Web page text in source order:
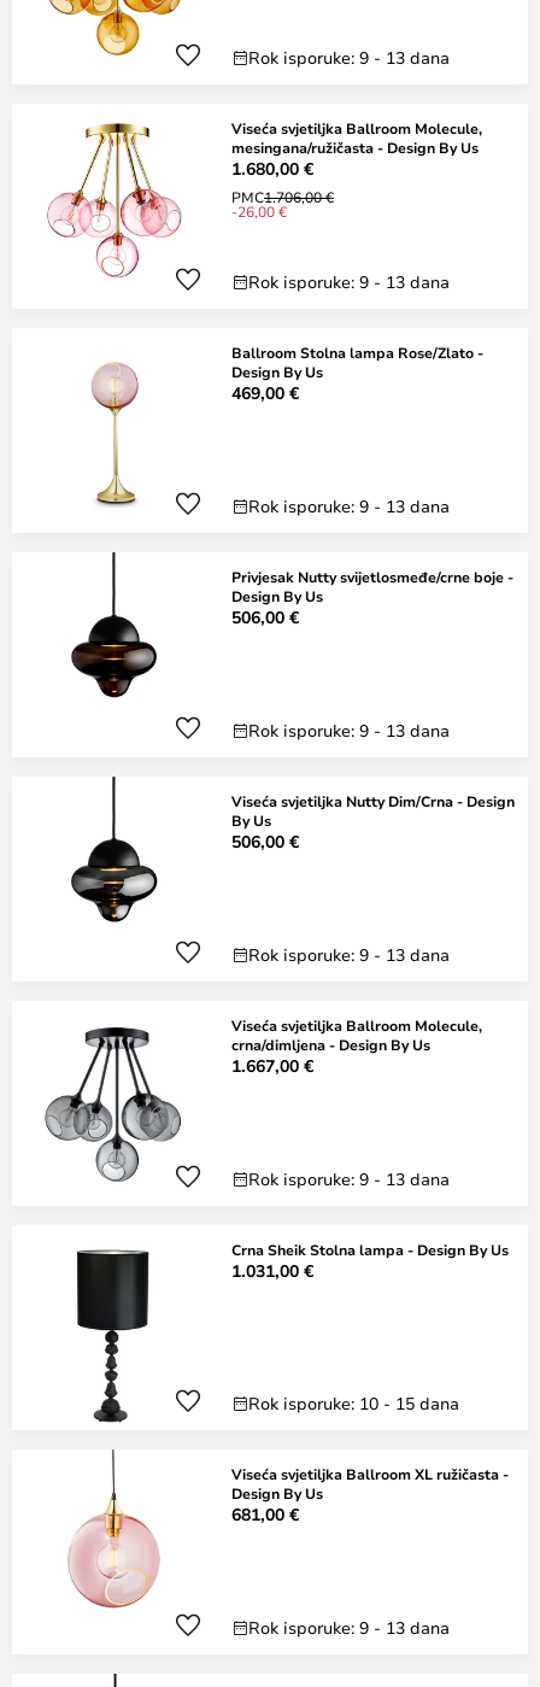
Rok isporuke: 9 - 13 dana
Viseća svjetiljka Ballroom Molecule,
mesingana/ružičasta - Design By Us
1.680,00 €
PMC1.706,00 €
-26,00 €
Rok isporuke: 9 - 13 dana
Ballroom Stolna lampa Rose/Zlato -
Design By Us
469,00 €
Rok isporuke: 9 - 13 dana
Privjesak Nutty svijetlosmeđe/crne boje -
Design By Us
506,00 €
Rok isporuke: 9 - 13 dana
Viseća svjetiljka Nutty Dim/Crna - Design
By Us
506,00 €
Rok isporuke: 9 - 13 dana
Viseća svjetiljka Ballroom Molecule,
crna/dimljena - Design By Us
1.667,00 €
Rok isporuke: 9 - 13 dana
Crna Sheik Stolna lampa - Design By Us
1.031,00 €
Rok isporuke: 10 - 15 dana
Viseća svjetiljka Ballroom XL ružičasta -
Design By Us
681,00 €
Rok isporuke: 9 - 13 dana